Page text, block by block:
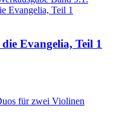
Evangelia, Teil 1